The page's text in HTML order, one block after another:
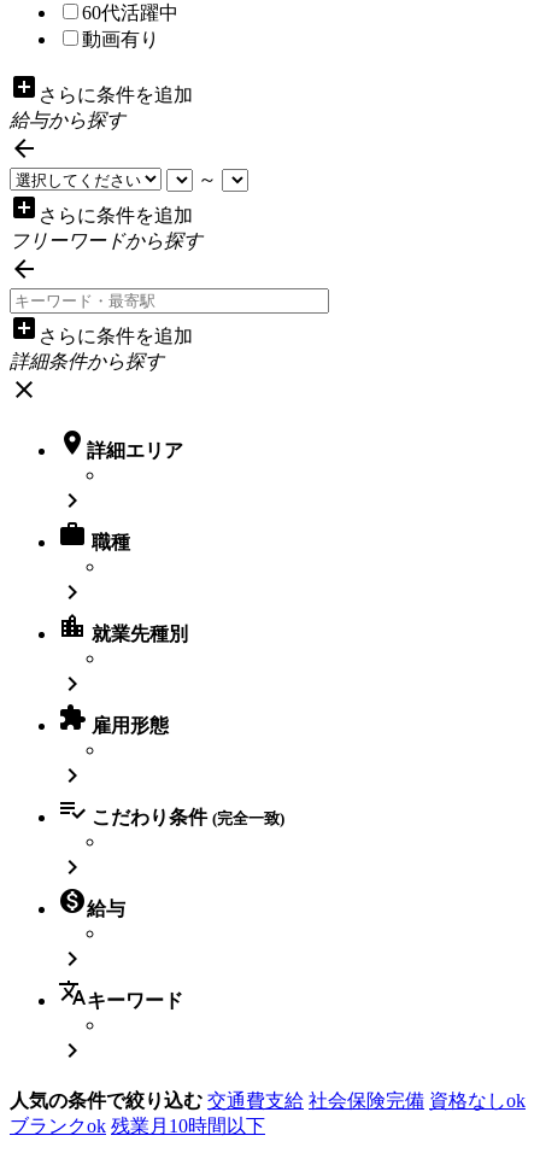
60代活躍中
動画有り
add_box さらに条件を追加
給与から探す

～
add_box さらに条件を追加
フリーワードから探す

add_box さらに条件を追加
詳細条件から探す
close
 詳細エリア

 職種

location_city 就業先種別

 雇用形態

 こだわり条件 (完全一致)

給与

translateキーワード

人気の条件で絞り込む 交通費支給 社会保険完備 資格なしok
ブランクok 残業月10時間以下